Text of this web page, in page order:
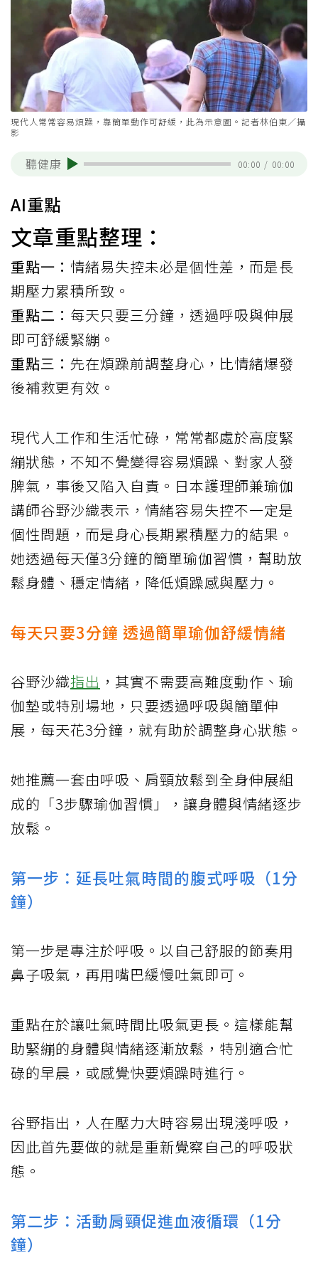
現代人常常容易煩躁，靠簡單動作可舒緩，此為示意圖。記者林伯東／攝
影
聽健康 00:00 / 00:00
AI重點
文章重點整理：
重點一： 情緒易失控未必是個性差，而是長
期壓力累積所致。
重點二： 每天只要三分鐘，透過呼吸與伸展
即可舒緩緊繃。
重點三： 先在煩躁前調整身心，比情緒爆發
後補救更有效。
現代人工作和生活忙碌，常常都處於高度緊
繃狀態，不知不覺變得容易煩躁、對家人發
脾氣，事後又陷入自責。日本護理師兼瑜伽
講師谷野沙織表示，情緒容易失控不一定是
個性問題，而是身心長期累積壓力的結果。
她透過每天僅3分鐘的簡單瑜伽習慣，幫助放
鬆身體、穩定情緒，降低煩躁感與壓力。
每天只要3分鐘 透過簡單瑜伽舒緩情緒
谷野沙織指出 ，其實不需要高難度動作、瑜
伽墊或特別場地，只要透過呼吸與簡單伸
展，每天花3分鐘，就有助於調整身心狀態。
她推薦一套由呼吸、肩頸放鬆到全身伸展組
成的「3步驟瑜伽習慣」，讓身體與情緒逐步
放鬆。
第一步：延長吐氣時間的腹式呼吸（1分
鐘）
第一步是專注於呼吸。以自己舒服的節奏用
鼻子吸氣，再用嘴巴緩慢吐氣即可。
重點在於讓吐氣時間比吸氣更長。這樣能幫
助緊繃的身體與情緒逐漸放鬆，特別適合忙
碌的早晨，或感覺快要煩躁時進行。
谷野指出，人在壓力大時容易出現淺呼吸，
因此首先要做的就是重新覺察自己的呼吸狀
態。
第二步：活動肩頸促進血液循環（1分
鐘）